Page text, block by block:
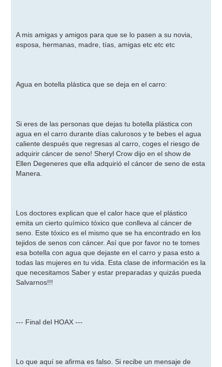
A mis amigas y amigos para que se lo pasen a su novia,
esposa, hermanas, madre, tías, amigas etc etc etc
Agua en botella plástica que se deja en el carro:
Si eres de las personas que dejas tu botella plástica con
agua en el carro durante días calurosos y te bebes el agua
caliente después que regresas al carro, coges el riesgo de
adquirir cáncer de seno! Sheryl Crow dijo en el show de
Ellen Degeneres que ella adquirió el cáncer de seno de esta
Manera.
Los doctores explican que el calor hace que el plástico
emita un cierto químico tóxico que conlleva al cáncer de
seno. Este tóxico es el mismo que se ha encontrado en los
tejidos de senos con cáncer. Así que por favor no te tomes
esa botella con agua que dejaste en el carro y pasa esto a
todas las mujeres en tu vida. Esta clase de información es la
que necesitamos Saber y estar preparadas y quizás pueda
Salvarnos!!!
--- Final del HOAX ---
Lo que aquí se afirma es falso. Si recibe un mensaje de